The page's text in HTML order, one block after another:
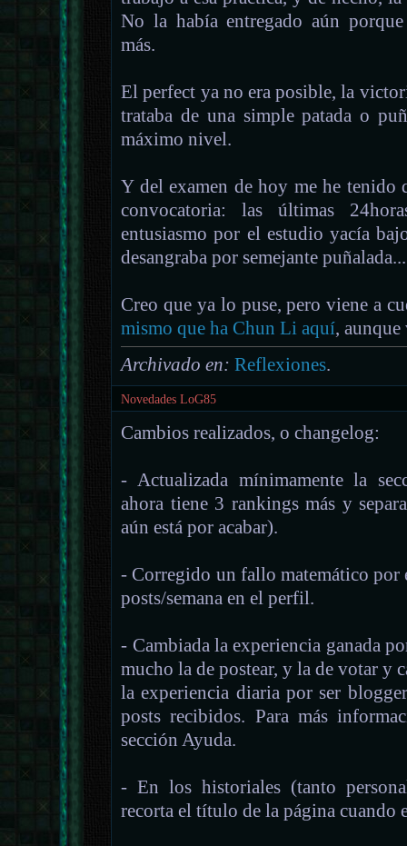
No la había entregado aún
más.
El perfect ya no era posible, la
trataba de una simple patada o
máximo nivel.
Y del examen de hoy me he tenido
convocatoria: las últimas
entusiasmo por el estudio yacía
desangraba por semejante puñalada...
Creo que ya lo puse, pero viene a
mismo que ha Chun Li aquí,
Archivado en: Reflexiones.
Novedades LoG85
Cambios realizados, o changelog:
- Actualizada mínimamente la
ahora tiene 3 rankings más y
aún está por acabar).
- Corregido un fallo matemático por
posts/semana en el perfil.
- Cambiada la experiencia ganada
mucho la de postear, y la de votar y
la experiencia diaria por ser
posts recibidos. Para más
sección Ayuda.
- En los historiales (tanto
recorta el título de la página cuando